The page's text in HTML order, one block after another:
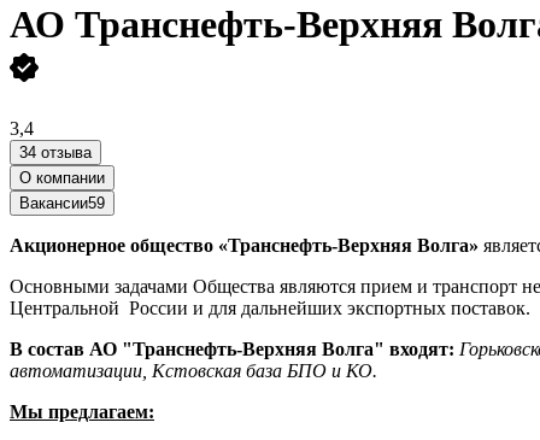
АО Транснефть-Верхняя
3,4
34 отзыва
О компании
Вакансии59
Акционерное общество «Транснефть-Верхняя Волга»
Основными задачами Общества являются прием и транспорт
Центральной России и для дальнейших экспортных поставок.
В состав АО "Транснефть-Верхняя Волга" входят:
автоматизации, Кстовская база БПО и КО.
Мы предлагаем: